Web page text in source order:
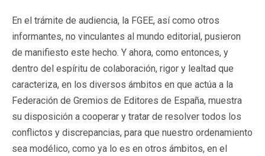
En el trámite de audiencia, la FGEE, así como otros
informantes, no vinculantes al mundo editorial, pusieron
de manifiesto este hecho. Y ahora, como entonces, y
dentro del espíritu de colaboración, rigor y lealtad que
caracteriza, en los diversos ámbitos en que actúa a la
Federación de Gremios de Editores de España, muestra
su disposición a cooperar y tratar de resolver todos los
conflictos y discrepancias, para que nuestro ordenamiento
sea modélico, como ya lo es en otros ámbitos, en el